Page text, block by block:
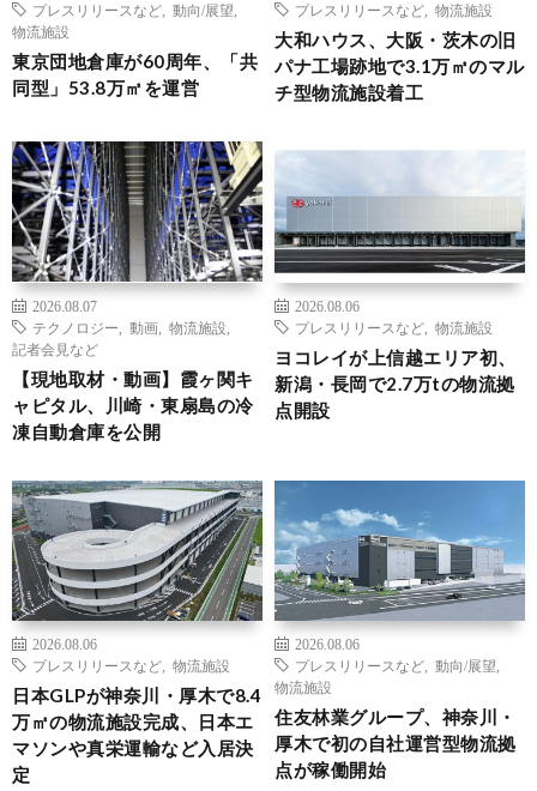
プレスリリースなど
動向/展望
物流施設
東京団地倉庫が60周年、「共
同型」53.8万㎡を運営
プレスリリースなど
物流施設
大和ハウス、大阪・茨木の旧
パナ工場跡地で3.1万㎡のマル
チ型物流施設着工
2026.08.07
テクノロジー
動画 物流施設
記者会見など
【現地取材・動画】霞ヶ関キ
ャピタル、川崎・東扇島の冷
凍自動倉庫を公開
2026.08.06
プレスリリースなど
物流施設
ヨコレイが上信越エリア初、
新潟・長岡で2.7万tの物流拠
点開設
2026.08.06
プレスリリースなど
物流施設
日本GLPが神奈川・厚木で8.4
万㎡の物流施設完成、日本エ
マソンや真栄運輸など入居決
定
2026.08.06
プレスリリースなど
動向/展望
物流施設
住友林業グループ、神奈川・
厚木で初の自社運営型物流拠
点が稼働開始